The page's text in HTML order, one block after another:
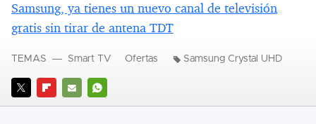
Samsung, ya tienes un nuevo canal de televisión
gratis sin tirar de antena TDT
TWITTERFLIPBOARD
E- WHATSAPP
TEMAS Smart TV Ofertas Samsung Crystal UHD